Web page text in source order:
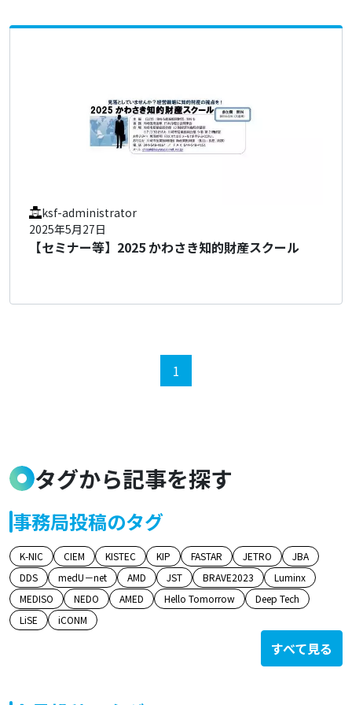
【セミナー等】2025 かわさき知的財産スクール
2025年5月27日
ksf-administrator
1
タグから記事を探す
事務局投稿のタグ
K-NIC CIEM KISTEC KIP FASTAR JETRO
JBA
DDS
medU－net AMD JST BRAVE2023
Luminx
MEDISO
NEDO AMED Hello Tomorrow
Deep Tech
LiSE
iCONM
すべて見る